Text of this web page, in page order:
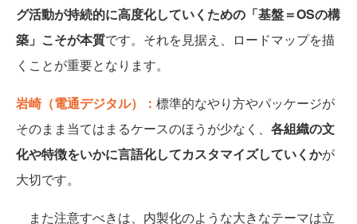
グ活動が持続的に高度化していくための「基盤＝OSの構
築」こそが本質です。それを見据え、ロードマップを描
くことが重要となります。
岩崎（電通デジタル）： 標準的なやり方やパッケージが
そのまま当てはまるケースのほうが少なく、 各組織の文
化や特徴をいかに言語化してカスタマイズしていくかが
大切です。
また注意すべきは、内製化のような大きなテーマは立